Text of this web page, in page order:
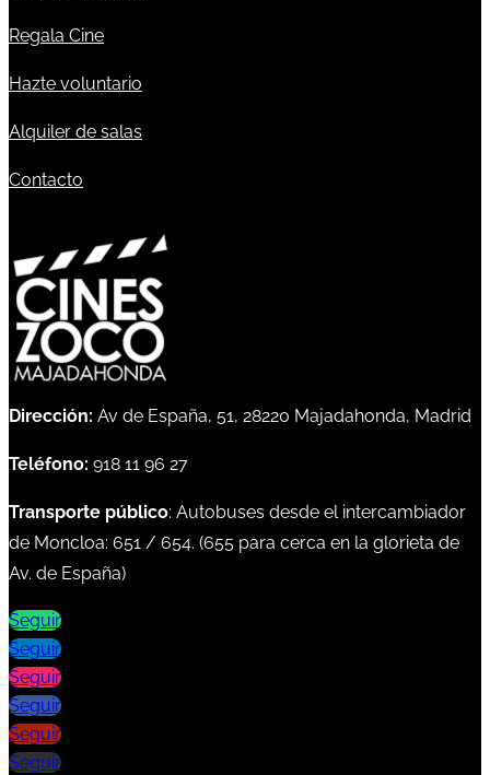
Regala Cine
Hazte voluntario
Alquiler de salas
Contacto
Dirección: Av de España, 51, 28220 Majadahonda, Madrid
Teléfono: 918 11 96 27
Transporte público: Autobuses desde el intercambiador
de Moncloa: 651 / 654. (655 para cerca en la glorieta de
Av. de España)
Seguir
Seguir
Seguir
Seguir
Seguir
Seguir